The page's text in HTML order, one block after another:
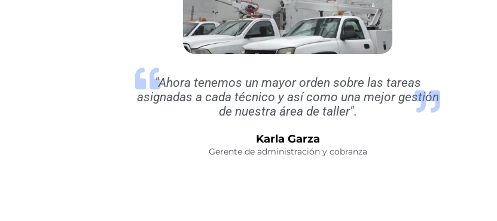
"Ahora tenemos un mayor orden sobre las tareas
asignadas a cada técnico y así como una mejor gestión
de nuestra área de taller".
Karla Garza
Gerente de administración y cobranza